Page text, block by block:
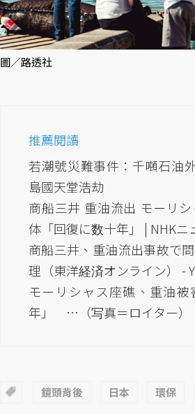
圖／路透社
推薦閱讀
若潮號災難事件：千噸石油
島國天堂浩劫
商船三井 重油流出 モーリ
体「回復に数十年」 | NHKニ
商船三井、重油流出事故で
理（東洋経済オンライン） -
モーリシャス座礁、重油
年」 …（写真＝ロイター）
鏡頭背後 日本 環保